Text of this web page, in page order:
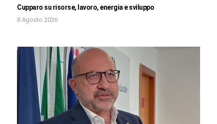
Cupparo su risorse, lavoro, energia e sviluppo
8 Agosto 2026